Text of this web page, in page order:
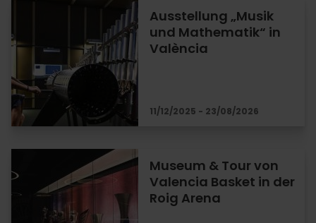
Ausstellung „Musik
und Mathematik“ in
València
11/12/2025 - 23/08/2026
Museum & Tour von
Valencia Basket in der
Roig Arena